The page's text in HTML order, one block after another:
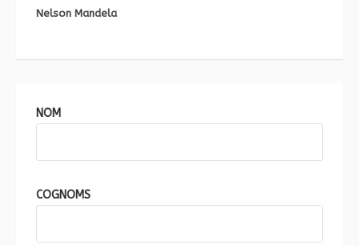
Nelson Mandela
NOM
COGNOMS